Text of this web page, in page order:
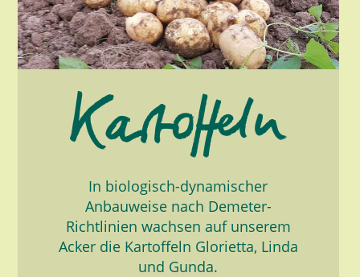
In biologisch-dynamischer
Anbauweise nach Demeter-
Richtlinien wachsen auf unserem
Acker die Kartoffeln Glorietta, Linda
und Gunda.